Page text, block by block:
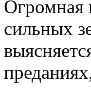
Огромная
сильных